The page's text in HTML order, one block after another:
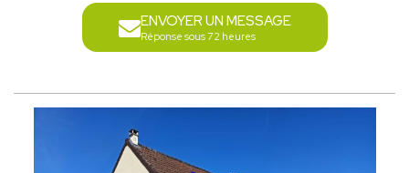
ENVOYER UN MESSAGE
Réponse sous 72 heures